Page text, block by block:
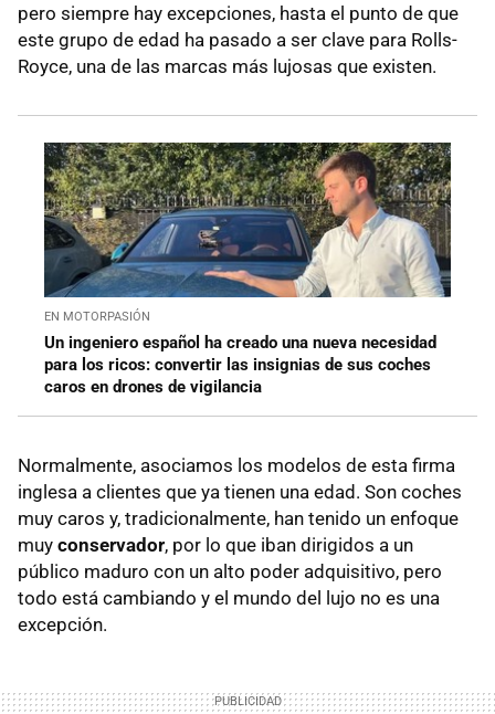
pero siempre hay excepciones, hasta el punto de que
este grupo de edad ha pasado a ser clave para Rolls-
Royce, una de las marcas más lujosas que existen.
EN MOTORPASIÓN
Un ingeniero español ha creado una nueva necesidad
para los ricos: convertir las insignias de sus coches
caros en drones de vigilancia
Normalmente, asociamos los modelos de esta firma
inglesa a clientes que ya tienen una edad. Son coches
muy caros y, tradicionalmente, han tenido un enfoque
muy conservador, por lo que iban dirigidos a un
público maduro con un alto poder adquisitivo, pero
todo está cambiando y el mundo del lujo no es una
excepción.